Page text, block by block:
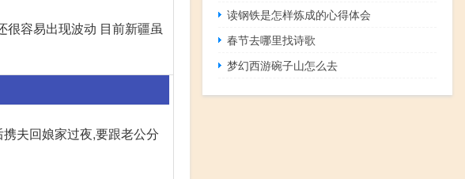
很容易出现波动 目前新疆虽
夫回娘家过夜,要跟老公分
读钢铁是怎样炼成的心得体会
春节去哪里找诗歌
梦幻西游碗子山怎么去